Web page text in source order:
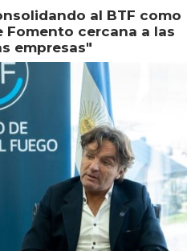
al BTF como
Fomento cercana a las
empresas"